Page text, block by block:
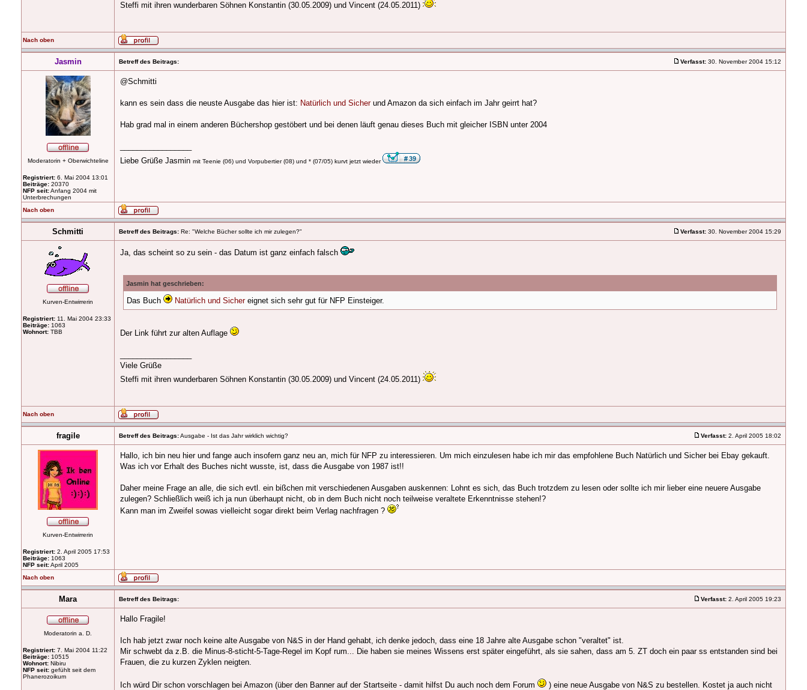
Steffi mit ihren wunderbaren Söhnen Konstantin (30.05.2009) und Vincent (24.05.2011)
Nach oben
Jasmin Betreff des Beitrags: Verfasst: 30. November 2004 15:12
Moderatorin + Oberwichteline
Registriert: 6. Mai 2004 13:01
Beiträge: 20370
NFP seit:Anfang 2004 mit
Unterbrechungen
@Schmitti
kann es sein dass die neuste Ausgabe das hier ist: Natürlich und Sicherund Amazon da sich einfach im Jahr geirrt hat?
Hab grad mal in einem anderen Büchershop gestöbert und bei denen läuft genau dieses Buch mit gleicher ISBN unter 2004
Liebe Grüße Jasmin mit Teenie (06) und Vorpubertier (08) und * (07/05) kurvt jetzt wieder
Nach oben
Schmitti Betreff des Beitrags: Re: "Welche Bücher sollte ich mir zulegen?" Verfasst: 30. November 2004 15:29
Kurven-Entwirrerin
Registriert: 11. Mai 2004 23:33
Beiträge: 1063
Wohnort: TBB
Ja, das scheint so zu sein - das Datum ist ganz einfach falsch
Jasmin hat geschrieben:
Das Buch Natürlich und Sichereignet sich sehr gut für NFP Einsteiger.
Der Link führt zur alten Auflage
Viele Grüße
Steffi mit ihren wunderbaren Söhnen Konstantin (30.05.2009) und Vincent (24.05.2011)
Nach oben
fragile Betreff des Beitrags:Ausgabe - Ist das Jahr wirklich wichtig? Verfasst: 2. April 2005 18:02
Kurven-Entwirrerin
Registriert: 2. April 2005 17:53
Beiträge: 1063
NFP seit:April 2005
Hallo, ich bin neu hier und fange auch insofern ganz neu an, mich für NFP zu interessieren. Um mich einzulesen habe ich mir das empfohlene Buch Natürlich und Sicher bei Ebay gekauft.
Was ich vor Erhalt des Buches nicht wusste, ist, dass die Ausgabe von 1987 ist!!
Daher meine Frage an alle, die sich evtl. ein bißchen mit verschiedenen Ausgaben auskennen: Lohnt es sich, das Buch trotzdem zu lesen oder sollte ich mir lieber eine neuere Ausgabe
zulegen? Schließlich weiß ich ja nun überhaupt nicht, ob in dem Buch nicht noch teilweise veraltete Erkenntnisse stehen!?
Kann man im Zweifel sowas vielleicht sogar direkt beim Verlag nachfragen ?
Nach oben
Mara Betreff des Beitrags: Verfasst: 2. April 2005 19:23
Moderatorin a. D.
Registriert: 7. Mai 2004 11:22
Beiträge: 10515
Wohnort: Nibiru
NFP seit: gefühlt seit dem
Phanerozoikum
Hallo Fragile!
Ich hab jetzt zwar noch keine alte Ausgabe von N&S in der Hand gehabt, ich denke jedoch, dass eine 18 Jahre alte Ausgabe schon "veraltet" ist.
Mir schwebt da z.B. die Minus-8-sticht-5-Tage-Regel im Kopf rum... Die haben sie meines Wissens erst später eingeführt, als sie sahen, dass am 5. ZT doch ein paar ss entstanden sind bei
Frauen, die zu kurzen Zyklen neigten.
Ich würd Dir schon vorschlagen bei Amazon (über den Banner auf der Startseite - damit hilfst Du auch noch dem Forum
) eine neue Ausgabe von N&S zu bestellen. Kostet ja auch nicht